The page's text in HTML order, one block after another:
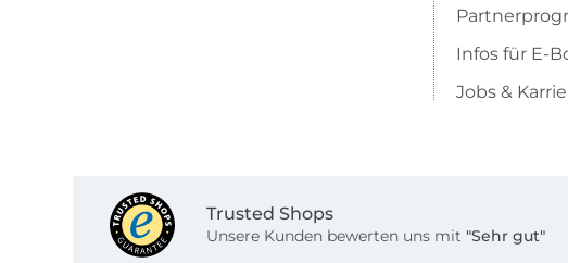
Infos für E-
Jobs &
Trusted Shops
Unsere Kunden bewerten uns mit "Sehr gut"